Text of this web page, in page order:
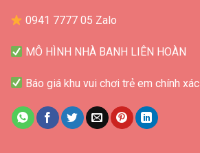
0941 7777 05 Zalo
MÔ HÌNH NHÀ BANH LIÊN HOÀN
Báo giá khu vui chơi trẻ em chính xác